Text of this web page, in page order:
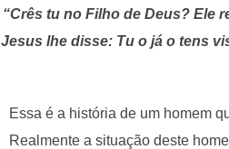
“Crês tu no Filho de Deus? Ele
Jesus lhe disse: Tu o já o tens
Essa é a história de um homem
Realmente a situação deste